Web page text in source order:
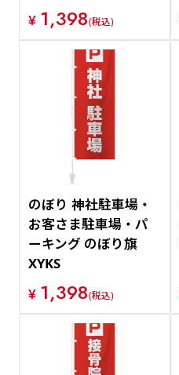
¥ 1,398(税込)
のぼり 神社駐車場・
お客さま駐車場・パ
ーキング のぼり旗
XYKS
¥ 1,398(税込)